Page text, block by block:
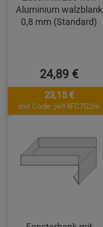
Aluminium walzblank
0,8 mm (Standard)
24,89 €
23,15 €
mit Code: jwY4FC7G2m